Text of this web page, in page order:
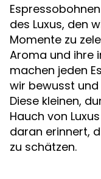
des Luxus, den
Momente zu
Aroma und ihre
machen jeden
wir bewusst
Diese kleinen,
Hauch von
daran erinnert,
zu schätzen.